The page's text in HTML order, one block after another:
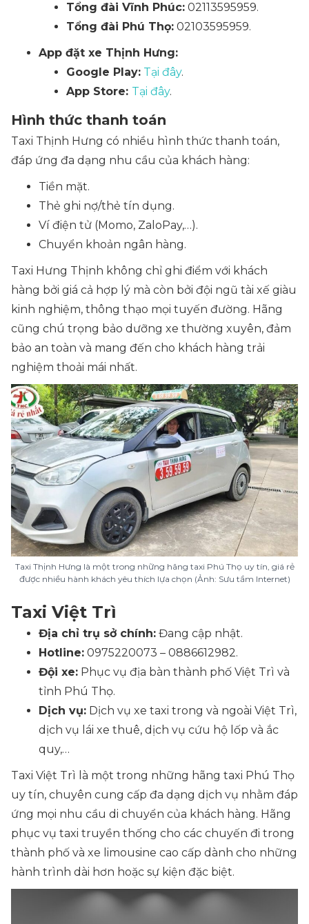
Tổng đài Vĩnh Phúc: 02113595959.
Tổng đài Phú Thọ: 02103595959.
App đặt xe Thịnh Hưng:
Google Play: Tại đây.
App Store: Tại đây.
Hình thức thanh toán
Taxi Thịnh Hưng có nhiều hình thức thanh toán,
đáp ứng đa dạng nhu cầu của khách hàng:
Tiền mặt.
Thẻ ghi nợ/thẻ tín dụng.
Ví điện tử (Momo, ZaloPay,…).
Chuyển khoản ngân hàng.
Taxi Hưng Thịnh không chỉ ghi điểm với khách
hàng bởi giá cả hợp lý mà còn bởi đội ngũ tài xế giàu
kinh nghiệm, thông thạo mọi tuyến đường. Hãng
cũng chú trọng bảo dưỡng xe thường xuyên, đảm
bảo an toàn và mang đến cho khách hàng trải
nghiệm thoải mái nhất.
Taxi Thịnh Hưng là một trong những hãng taxi Phú Thọ uy tín, giá rẻ
được nhiều hành khách yêu thích lựa chọn (Ảnh: Sưu tầm Internet)
Taxi Việt Trì
Địa chỉ trụ sở chính: Đang cập nhật.
Hotline: 0975220073 – 0886612982.
Đội xe: Phục vụ địa bàn thành phố Việt Trì và
tỉnh Phú Thọ.
Dịch vụ: Dịch vụ xe taxi trong và ngoài Việt Trì,
dịch vụ lái xe thuê, dịch vụ cứu hộ lốp và ắc
quy,…
Taxi Việt Trì là một trong những hãng taxi Phú Thọ
uy tín, chuyên cung cấp đa dạng dịch vụ nhằm đáp
ứng mọi nhu cầu di chuyển của khách hàng. Hãng
phục vụ taxi truyền thống cho các chuyến đi trong
thành phố và xe limousine cao cấp dành cho những
hành trình dài hơn hoặc sự kiện đặc biệt.